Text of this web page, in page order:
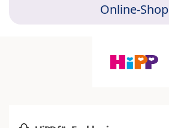
Online-Shop